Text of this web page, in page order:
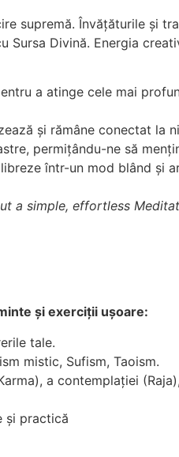
supremă. Învățăturile și
Divină. Energia
a atinge cele mai
și rămâne conectat la
permițându-ne să
într-un mod blând și
a simple, effortless
și exerciții ușoare:
tale.
mistic, Sufism, Taoism.
a contemplației
și practică